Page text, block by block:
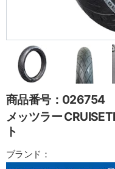
商品番号：026754
メッツラー
ト
ブランド：